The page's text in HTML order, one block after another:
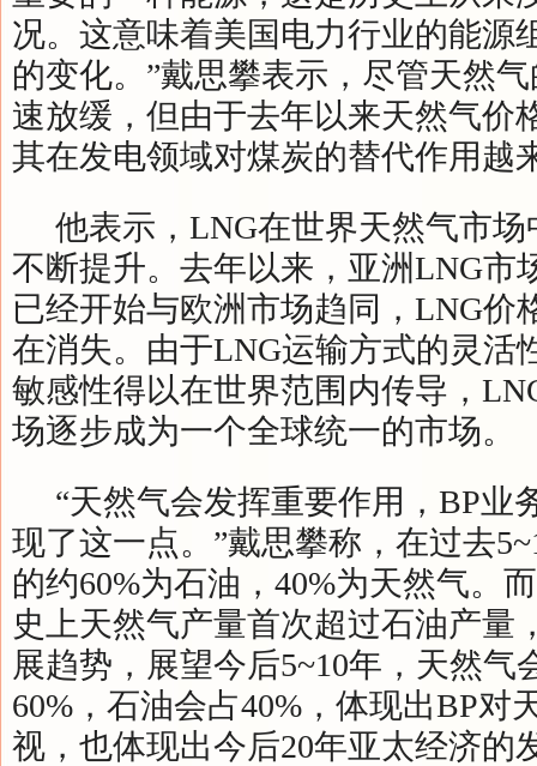
况。这意味着美国电力行业的能源
的变化。”戴思攀表示，尽管天然
速放缓，但由于去年以来天然气价
其在发电领域对煤炭的替代作用越
他表示，LNG在世界天然气市
不断提升。去年以来，亚洲LNG市
已经开始与欧洲市场趋同，LNG价
在消失。由于LNG运输方式的灵活
敏感性得以在世界范围内传导，
场逐步成为一个全球统一的市场。
“天然气会发挥重要作用，BP业
现了这一点。”戴思攀称，在过去
的约60%为石油，40%为天然气。
史上天然气产量首次超过石油产量
展趋势，展望今后5~10年，天然气
60%，石油会占40%，体现出BP对
视，也体现出今后20年亚太经济的